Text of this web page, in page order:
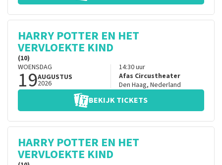
HARRY POTTER EN HET
VERVLOEKTE KIND
(10)
WOENSDAG
19AUGUSTUS
2026
14:30uur
Afas Circustheater
Den Haag, Nederland
BEKIJK TICKETS
HARRY POTTER EN HET
VERVLOEKTE KIND